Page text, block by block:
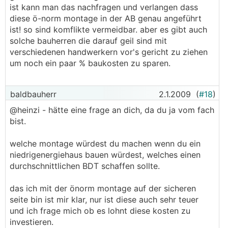
ist kann man das nachfragen und verlangen dass
diese ö-norm montage in der AB genau angeführt
ist! so sind komflikte vermeidbar. aber es gibt auch
solche bauherren die darauf geil sind mit
verschiedenen handwerkern vor's gericht zu ziehen
um noch ein paar % baukosten zu sparen.
baldbauherr 2.1.2009 (#18)
@heinzi - hätte eine frage an dich, da du ja vom fach
bist.
welche montage würdest du machen wenn du ein
niedrigenergiehaus bauen würdest, welches einen
durchschnittlichen BDT schaffen sollte.
das ich mit der önorm montage auf der sicheren
seite bin ist mir klar, nur ist diese auch sehr teuer
und ich frage mich ob es lohnt diese kosten zu
investieren.